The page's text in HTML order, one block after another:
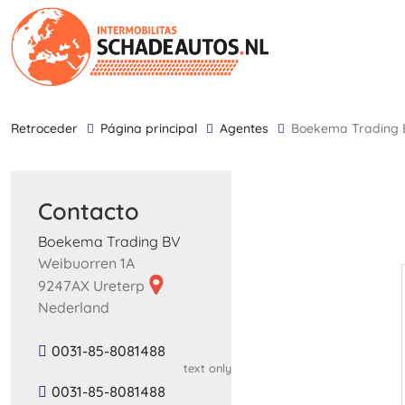
retroceder Página principal Agentes Boekema Trading
Contacto
Boekema Trading BV
Weibuorren 1A
9247AX Ureterp
Nederland
0031-85-8081488
text only
0031-85-8081488